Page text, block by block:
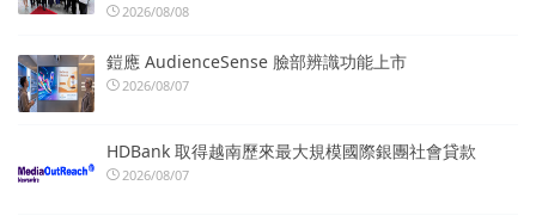
2026/08/08
鎧應 AudienceSense 臉部辨識功能上市
2026/08/07
HDBank 取得越南歷來最大規模國際銀團社會貸款
2026/08/07